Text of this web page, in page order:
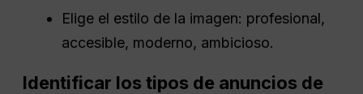
Elige el estilo de la imagen: profesional,
accesible, moderno, ambicioso.
Identificar los tipos de anuncios de